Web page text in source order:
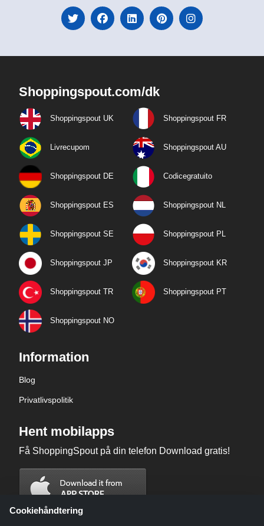
Shoppingspout.com/dk
Shoppingspout UK Shoppingspout FR
Livrecupom Shoppingspout AU
Shoppingspout DE Codicegratuito
Shoppingspout ES Shoppingspout NL
Shoppingspout SE Shoppingspout PL
Shoppingspout JP Shoppingspout KR
Shoppingspout TR Shoppingspout PT
Shoppingspout NO
Information
Blog
Privatlivspolitik
Hent mobilapps
Få ShoppingSpout på din telefon Download gratis!
Cookiehåndtering